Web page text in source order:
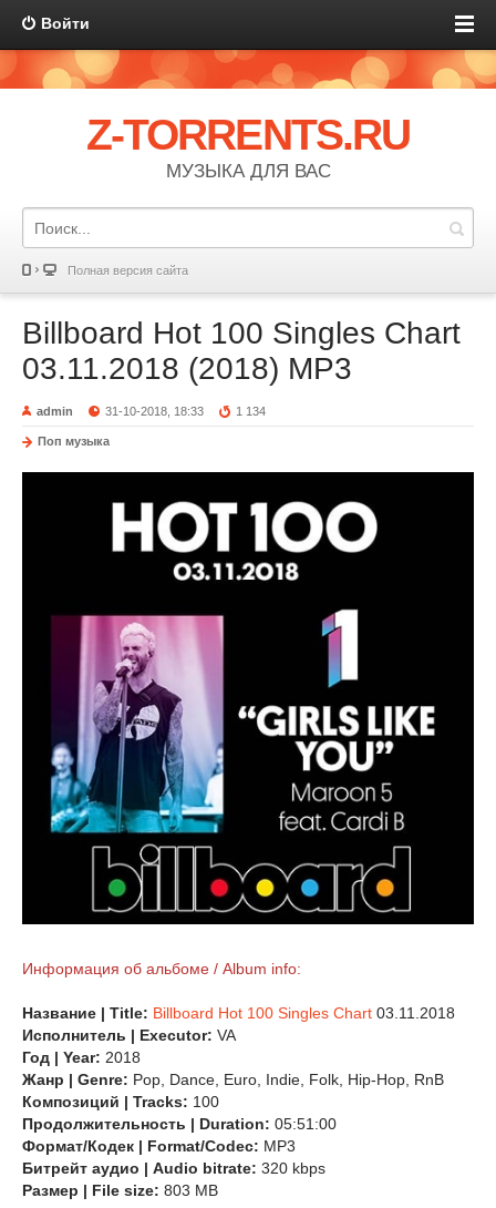
Войти
Z-TORRENTS.RU
МУЗЫКА ДЛЯ ВАС
Полная версия сайта
Billboard Hot 100 Singles Chart
03.11.2018 (2018) MP3
admin 31-10-2018, 18:33 1 134
Поп музыка
Информация об альбоме / Album info:
Название | Title: Billboard Hot 100 Singles Chart 03.11.2018
Исполнитель | Executor: VA
Год | Year: 2018
Жанр | Genre: Pop, Dance, Euro, Indie, Folk, Hip-Hop, RnB
Композиций | Tracks: 100
Продолжительность | Duration: 05:51:00
Формат/Кодек | Format/Codec: MP3
Битрейт аудио | Audio bitrate: 320 kbps
Размер | File size: 803 MB